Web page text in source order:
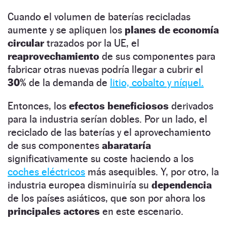
Cuando el volumen de baterías recicladas
aumente y se apliquen los planes de economía
circulartrazados por la UE, el
reaprovechamiento de sus componentes para
fabricar otras nuevas podría llegar a cubrir el
30% de la demanda de litio, cobalto y níquel.
Entonces, los efectos beneficiosos derivados
para la industria serían dobles. Por un lado, el
reciclado de las baterías y el aprovechamiento
de sus componentes abarataría
significativamente su coste haciendo a los
coches eléctricos más asequibles. Y, por otro, la
industria europea disminuiría su dependencia
de los países asiáticos, que son por ahora los
principales actores en este escenario.